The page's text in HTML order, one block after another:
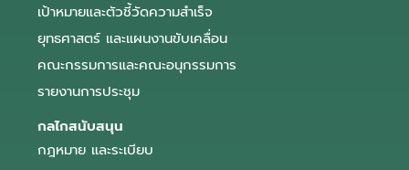
เป้าหมายและตัวชี้วัดความสำเร็จ
ยุทธศาสตร์ และแผนงานขับเคลื่อน
คณะกรรมการและคณะอนุกรรมการ
รายงานการประชุม
กลไกสนับสนุน
กฎหมาย และระเบียบ